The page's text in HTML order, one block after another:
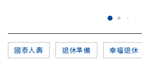
國泰人壽 退休準備 幸福退休